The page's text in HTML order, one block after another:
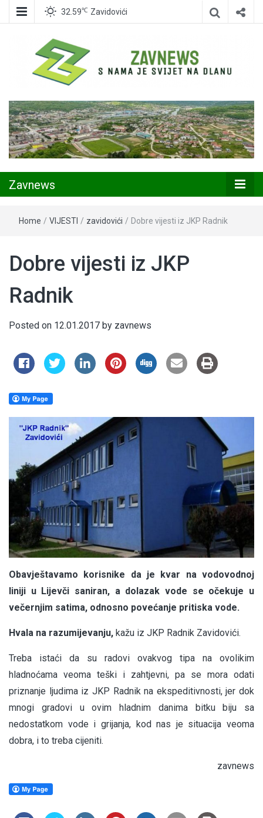
32.59℃ Zavidovići
Zavnews
Zavnews
Home / VIJESTI / zavidovići / Dobre vijesti iz JKP Radnik
Dobre vijesti iz JKP
Radnik
Posted on 12.01.2017 by zavnews
Obavještavamo korisnike da je kvar na vodovodnoj
liniji u Lijevči saniran, a dolazak vode se očekuje u
večernjim satima, odnosno povećanje pritiska vode.
Hvala na razumijevanju, kažu iz JKP Radnik Zavidovići.
Treba istaći da su radovi ovakvog tipa na ovolikim
hladnoćama veoma teški i zahtjevni, pa se mora odati
priznanje ljudima iz JKP Radnik na ekspeditivnosti, jer dok
mnogi gradovi u ovim hladnim danima bitku biju sa
nedostatkom vode i grijanja, kod nas je situacija veoma
dobra, i to treba cijeniti.
zavnews